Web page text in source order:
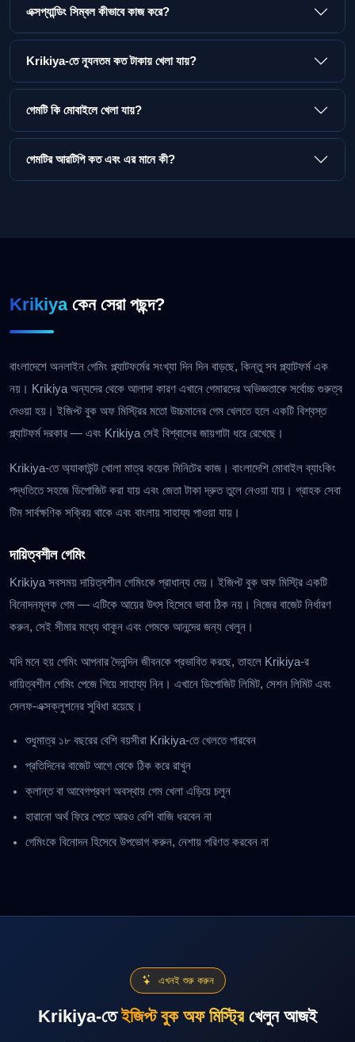
এক্সপ্যান্ডিং সিম্বল কীভাবে কাজ করে?
Krikiya-তে ন্যূনতম কত টাকায় খেলা যায়?
গেমটি কি মোবাইলে খেলা যায়?
গেমটির আরটিপি কত এবং এর মানে কী?
Krikiya কেন সেরা পছন্দ?
বাংলাদেশে অনলাইন গেমিং প্ল্যাটফর্মের সংখ্যা দিন দিন বাড়ছে, কিন্তু সব প্ল্যাটফর্ম এক
নয়। Krikiya অন্যদের থেকে আলাদা কারণ এখানে গেমারদের অভিজ্ঞতাকে সর্বোচ্চ গুরুত্ব
দেওয়া হয়। ইজিপ্ট বুক অফ মিস্ট্রির মতো উচ্চমানের গেম খেলতে হলে একটি বিশ্বস্ত
প্ল্যাটফর্ম দরকার — এবং Krikiya সেই বিশ্বাসের জায়গাটা ধরে রেখেছে।
Krikiya-তে অ্যাকাউন্ট খোলা মাত্র কয়েক মিনিটের কাজ। বাংলাদেশি মোবাইল ব্যাংকিং
পদ্ধতিতে সহজে ডিপোজিট করা যায় এবং জেতা টাকা দ্রুত তুলে নেওয়া যায়। গ্রাহক সেবা
টিম সার্বক্ষণিক সক্রিয় থাকে এবং বাংলায় সাহায্য পাওয়া যায়।
দায়িত্বশীল গেমিং
Krikiya সবসময় দায়িত্বশীল গেমিংকে প্রাধান্য দেয়। ইজিপ্ট বুক অফ মিস্ট্রি একটি
বিনোদনমূলক গেম — এটিকে আয়ের উৎস হিসেবে ভাবা ঠিক নয়। নিজের বাজেট নির্ধারণ
করুন, সেই সীমার মধ্যে থাকুন এবং গেমকে আনন্দের জন্য খেলুন।
যদি মনে হয় গেমিং আপনার দৈনন্দিন জীবনকে প্রভাবিত করছে, তাহলে Krikiya-র
দায়িত্বশীল গেমিং পেজে গিয়ে সাহায্য নিন। এখানে ডিপোজিট লিমিট, সেশন লিমিট এবং
সেলফ-এক্সক্লুশনের সুবিধা রয়েছে।
শুধুমাত্র ১৮ বছরের বেশি বয়সীরা Krikiya-তে খেলতে পারবেন
প্রতিদিনের বাজেট আগে থেকে ঠিক করে রাখুন
ক্লান্ত বা আবেগপ্রবণ অবস্থায় গেম খেলা এড়িয়ে চলুন
হারানো অর্থ ফিরে পেতে আরও বেশি বাজি ধরবেন না
গেমিংকে বিনোদন হিসেবে উপভোগ করুন, নেশায় পরিণত করবেন না
এখনই শুরু করুন
Krikiya-তেইজিপ্ট বুক অফ মিস্ট্রি খেলুন আজই